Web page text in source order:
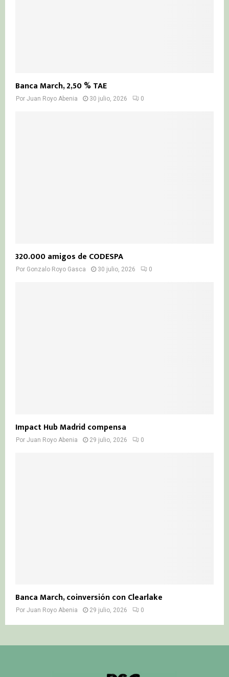
Banca March, 2,50 % TAE
Por Juan Royo Abenia 30 julio, 2026 0
320.000 amigos de CODESPA
Por Gonzalo Royo Gasca 30 julio, 2026 0
Impact Hub Madrid compensa
Por Juan Royo Abenia 29 julio, 2026 0
Banca March, coinversión con Clearlake
Por Juan Royo Abenia 29 julio, 2026 0